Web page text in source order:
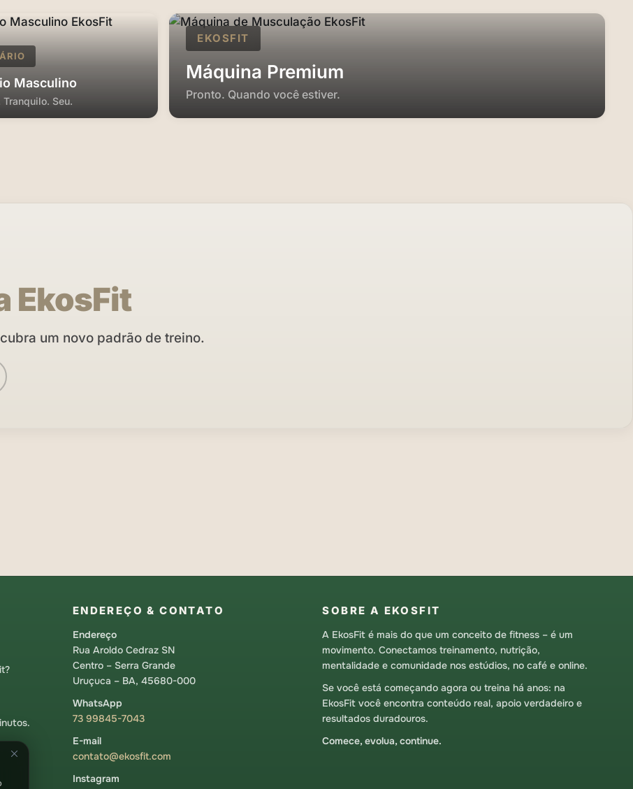
Masculino
Tranquilo. Seu.
EKOSFIT
Máquina Premium
Pronto. Quando você estiver.
EkosFit
um novo padrão de treino.
ENDEREÇO & CONTATO
Endereço
Rua Aroldo Cedraz SN
Centro – Serra Grande
Uruçuca – BA, 45680-000
WhatsApp
73 99845-7043
E-mail
contato@ekosfit.com
Instagram
SOBRE A EKOSFIT
A EkosFit é mais do que um conceito de fitness – é um
movimento. Conectamos treinamento, nutrição,
mentalidade e comunidade nos estúdios, no café e online.
Se você está começando agora ou treina há anos: na
EkosFit você encontra conteúdo real, apoio verdadeiro e
resultados duradouros.
Comece, evolua, continue.